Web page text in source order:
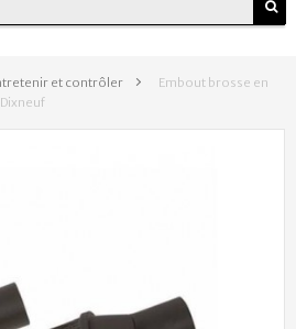
Suivez-nous sur :
et contrôler >
Embout brosse en
Dixneuf